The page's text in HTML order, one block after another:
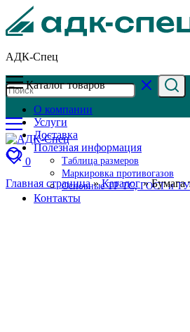
АДК-Спец
0
Каталог товаров
О компании
Услуги
Доставка
Полезная информация
Таблица размеров
Маркировка противогазов
Основные ТР ТС, ГОСТ и ТУ
Контакты
Главная страница»Каталог»Бумага